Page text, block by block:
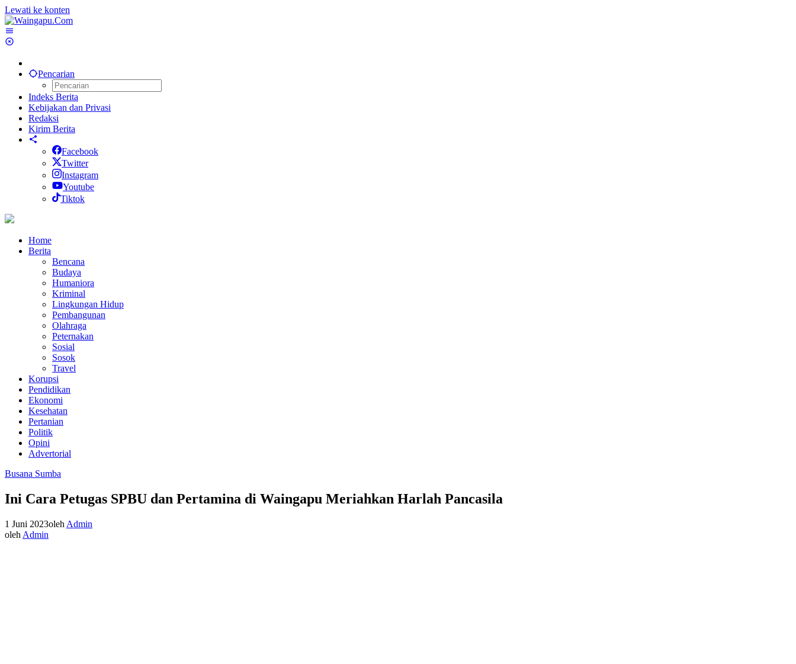
Lewati ke konten
Pencarian
Indeks Berita
Kebijakan dan Privasi
Redaksi
Kirim Berita
Facebook
Twitter
Instagram
Youtube
Tiktok
Home
Berita
Bencana
Budaya
Humaniora
Kriminal
Lingkungan Hidup
Pembangunan
Olahraga
Peternakan
Sosial
Sosok
Travel
Korupsi
Pendidikan
Ekonomi
Kesehatan
Pertanian
Politik
Opini
Advertorial
Busana Sumba
Ini Cara Petugas SPBU dan Pertamina di Waingapu Meriahkan Harlah Pancasila
1 Juni 2023oleh Admin
oleh Admin